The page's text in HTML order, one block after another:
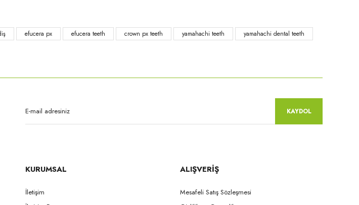
Yamahachi
CrownPX - S51 formu NW0.5 CrownPX - S43S formu NW0.5
Yamahachi
CrownPX - S42S formu NW0.5
efucera px efucera teeth crown px teeth yamahachi teeth
yamahachi dental teeth
KAYDOL
KURUMSAL
İletişim
ALIŞVERİŞ
Mesafeli Satış Sözleşmesi